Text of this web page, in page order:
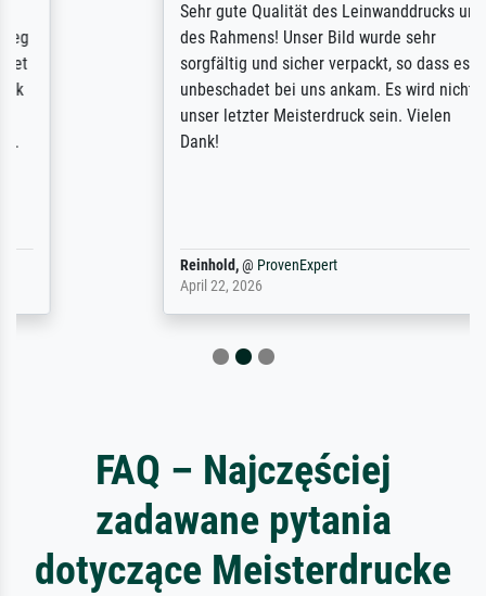
Sehr gute Qualität des Leinwanddrucks und
des Rahmens! Unser Bild wurde sehr
sorgfältig und sicher verpackt, so dass es
unbeschadet bei uns ankam. Es wird nicht
unser letzter Meisterdruck sein. Vielen
ProvenExpert
FAQ – Najczęściej
zadawane pytania
dotyczące Meisterdrucke